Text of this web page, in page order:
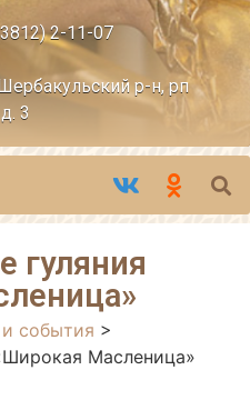
2-11-07
р-н, рп
3
гуляния
события >
Масленица»